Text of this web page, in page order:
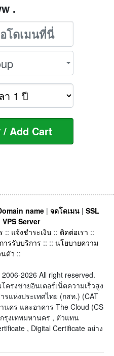
.
name | จดโดเมน | SSL
VPS Server
:: แจ้งชำระเงิน :: ติดต่อเรา ::
ารรับบริการ :: :: นโยบายความ
ตัว ::
2026 All right reserved.
ครงข่ายอินเตอร์เน็ตความเร็วสูง
แห่งประเทศไทย (กสท.) (CAT
นคร และอาคาร The Cloud (CS
รุงเทพมหานคร , ตัวแทน
, Digital Certificate อย่าง